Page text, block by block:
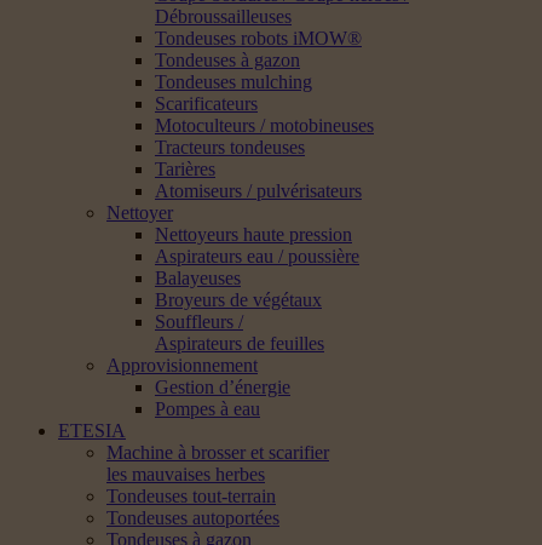
Débroussailleuses
Tondeuses robots iMOW®
Tondeuses à gazon
Tondeuses mulching
Scarificateurs
Motoculteurs / motobineuses
Tracteurs tondeuses
Tarières
Atomiseurs / pulvérisateurs
Nettoyer
Nettoyeurs haute pression
Aspirateurs eau / poussière
Balayeuses
Broyeurs de végétaux
Souffleurs /
Aspirateurs de feuilles
Approvisionnement
Gestion d’énergie
Pompes à eau
ETESIA
Machine à brosser et scarifier
les mauvaises herbes
Tondeuses tout-terrain
Tondeuses autoportées
Tondeuses à gazon